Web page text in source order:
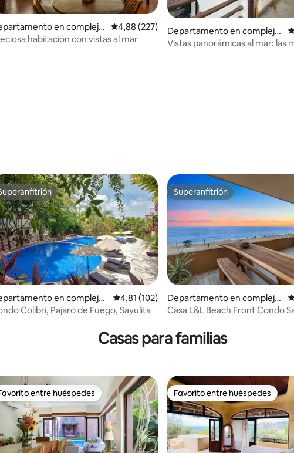
4,93 de 5. 161 evaluaciones
en complejo
en Sayulita
Calificación promedio: 4,88 de 5. 227
4,88 (227)
habitación con vistas al mar
Departamento en complejo
residencial en Sayulita
Vistas panorámicas al mar: las
4,9 de 5. 155 evaluaciones
en complejo
en Sayulita
Calificación promedio: 4,81 de 5. 102
4,81 (102)
Colibri, Pajaro de Fuego, Sayulita
Superanfitrión
Superanfitrión
Departamento en complejo
residencial en San Francisco
Casa L&L Beach Front Condo
Casas para familias
entre huéspedes
entre huéspedes Favorito entre huéspedes
Favorito entre huéspedes